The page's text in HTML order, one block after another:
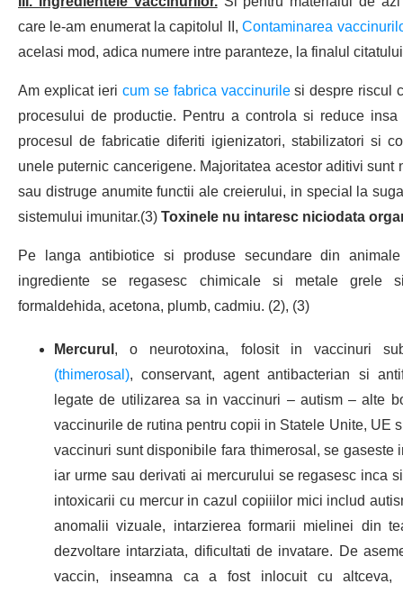
care le-am enumerat la capitolul II,Contaminarea
acelasi mod, adica numere intre paranteze, la finalul
Am explicat ieri cum se fabrica vaccinurilesi despre riscul
procesului de productie. Pentru a controla si reduce
procesul de fabricatie diferiti igienizatori, stabilizatori si
unele puternic cancerigene. Majoritatea acestor aditivi sunt
sau distruge anumite functii ale creierului, in special la
sistemului imunitar.(3) Toxinele nu intaresc niciodata
Pe langa antibiotice si produse secundare din
ingrediente se regasesc chimicale si metale grele
formaldehida, acetona, plumb, cadmiu. (2), (3)
Mercurul , o neurotoxina, folosit in vaccinuri
(thimerosal), conservant, agent antibacterian si
legate de utilizarea sa in vaccinuri – autism – alte
vaccinurile de rutina pentru copii in Statele Unite, UE
vaccinuri sunt disponibile fara thimerosal, se gaseste
iar urme sau derivati ai mercurului se regasesc inca
intoxicarii cu mercur in cazul copiiilor mici includ
anomalii vizuale, intarzierea formarii mielinei din
dezvoltare intarziata, dificultati de invatare. De
vaccin, inseamna ca a fost inlocuit cu